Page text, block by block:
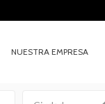
NUESTRA EMPRESA